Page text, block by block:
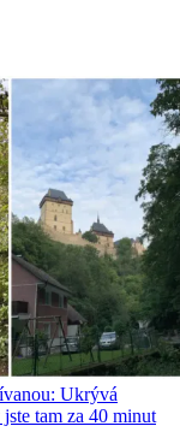
Ukrývá
tam za 40 minut